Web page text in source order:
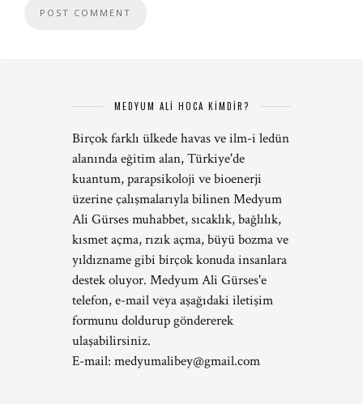
MEDYUM ALİ HOCA KİMDİR?
Birçok farklı ülkede havas ve ilm-i ledün
alanında eğitim alan, Türkiye'de
kuantum, parapsikoloji ve bioenerji
üzerine çalışmalarıyla bilinen Medyum
Ali Gürses muhabbet, sıcaklık, bağlılık,
kısmet açma, rızık açma, büyü bozma ve
yıldızname gibi birçok konuda insanlara
destek oluyor. Medyum Ali Gürses'e
telefon, e-mail veya aşağıdaki iletişim
formunu doldurup göndererek
ulaşabilirsiniz.
E-mail: medyumalibey@gmail.com